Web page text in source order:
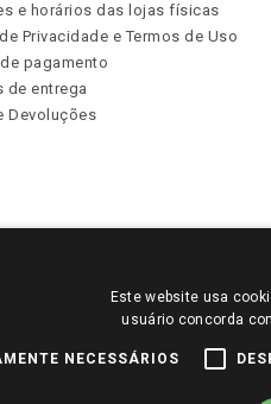
e horários das lojas físicas
Privacidade e Termos de Uso
pagamento
de entrega
Devoluções
DA SUA REGIÃO, FAÇA LOGIN E
COMERCIAIS DESTE SITE SÃO
Este website usa
usuário concorda
NECESSÁRIOS